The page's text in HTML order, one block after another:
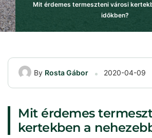
Mit érdemes termeszteni városi
időkben?
By Rosta Gábor 2020-04-09
Mit érdemes
kertekben a